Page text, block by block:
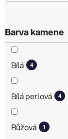
Barva kamene
Bílá 4
Bílá perlová 4
Růžová 1